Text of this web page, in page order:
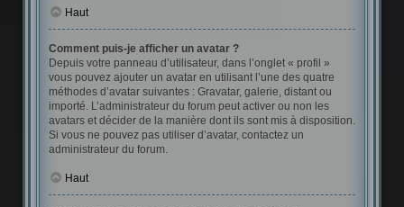
Haut
Comment puis-je afficher un avatar ?
Depuis votre panneau d’utilisateur, dans l’onglet « profil »
vous pouvez ajouter un avatar en utilisant l’une des quatre
méthodes d’avatar suivantes : Gravatar, galerie, distant ou
importé. L’administrateur du forum peut activer ou non les
avatars et décider de la manière dont ils sont mis à disposition.
Si vous ne pouvez pas utiliser d’avatar, contactez un
administrateur du forum.
Haut